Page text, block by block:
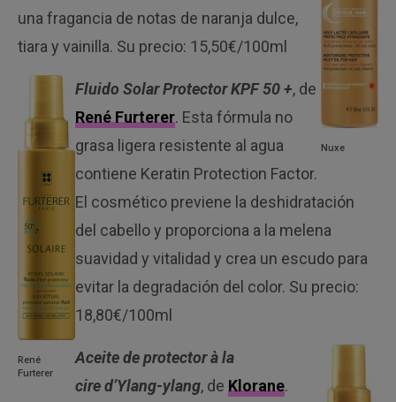
Nuxe
una fragancia de notas de naranja dulce,
tiara y vainilla. Su precio: 15,50€/100ml
René
Furterer
Fluido Solar Protector KPF 50 +, de
René Furterer. Esta fórmula no
grasa ligera resistente al agua
contiene Keratin Protection Factor.
El cosmético previene la deshidratación
del cabello y proporciona a la melena
suavidad y vitalidad y crea un escudo para
evitar la degradación del color. Su precio:
18,80€/100ml
Aceite de protector à la
cired’Ylang-ylang, deKlorane.